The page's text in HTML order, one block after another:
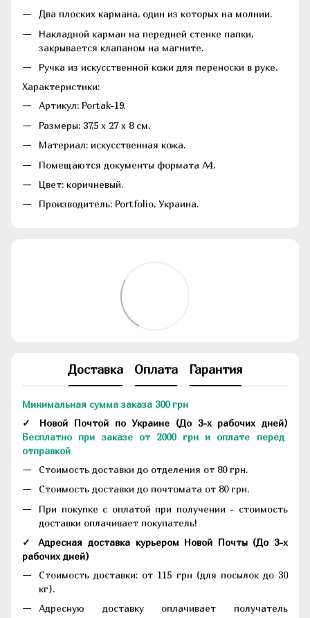
Два плоских кармана, один из которых на молнии.
Накладной карман на передней стенке папки,
закрывается клапаном на магните.
Ручка из искусственной кожи для переноски в руке.
Характеристики:
Артикул: Portak-19.
Размеры: 37,5 х 27 х 8 см.
Материал: искусственная кожа.
Помещаются документы формата А4.
Цвет: коричневый.
Производитель: Portfolio, Украина.
Доставка Оплата Гарантия
Минимальная сумма заказа 300 грн
✓ Новой Почтой по Украине (До 3-х рабочих дней)
Бесплатно при заказе от 2000 грн и оплате перед
отправкой
Стоимость доставки до отделения от 80 грн.
Стоимость доставки до почтомата от 80 грн.
При покупке с оплатой при получении - стоимость
доставки оплачивает покупатель!
✓ Адресная доставка курьером Новой Почты (До 3-х
рабочих дней)
Стоимость доставки: от 115 грн (для посылок до 30
кг).
Адресную доставку оплачивает получатель